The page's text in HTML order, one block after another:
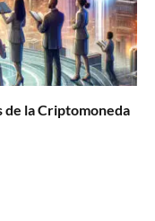
de la Criptomoneda